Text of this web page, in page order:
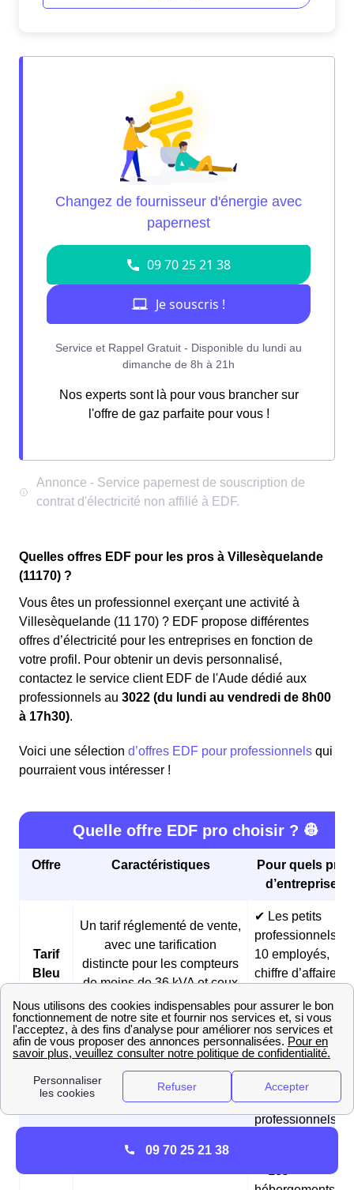
Nos experts sont là pour vous brancher sur
l'offre de gaz parfaite pour vous !
Quelles offres EDF pour les pros à Villesèquelande
(11170) ?
Vous êtes un professionnel exerçant une activité à
Villesèquelande (11 170) ? EDF propose différentes
offres d’électricité pour les entreprises en fonction de
votre profil. Pour obtenir un devis personnalisé,
contactez le service client EDF de l'Aude dédié aux
professionnels au 3022 (du lundi au vendredi de 8h00
à 17h30).
Voici une sélection d’offres EDF pour professionnels qui
pourraient vous intéresser !
Quelle offre EDF pro choisir ? 👷
Offre Caractéristiques
Pour quels
d’entreprises
Tarif
Bleu
Un tarif réglementé de vente,
avec une tarification
distincte pour les compteurs
de moins de 36 kVA et ceux
de plus de 36 kVA
✔ Les petits
professionnels (<
10 employés,
chiffre d’affaires
annuel < 2
d’euros)
Offre
Matina
Des prix fixes sur 3 ans et
des tarifs réduits pendant les
✔ Les
et les pâtisseries
✔ Les fermes
✔ Les
professionnels
09 70 25 21 38